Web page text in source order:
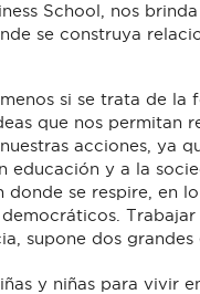
School, nos
se construya
si se trata de la
que nos permitan
acciones, ya
educación y a la
se respire, en
supone dos grandes
y niñas para vivir